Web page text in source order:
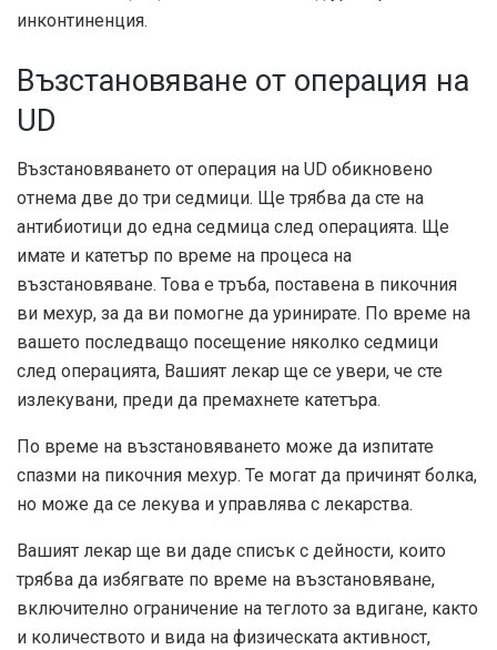
инконтиненция.
Възстановяване от операция на
UD
Възстановяването от операция на UD обикновено
отнема две до три седмици. Ще трябва да сте на
антибиотици до една седмица след операцията. Ще
имате и катетър по време на процеса на
възстановяване. Това е тръба, поставена в пикочния
ви мехур, за да ви помогне да уринирате. По време на
вашето последващо посещение няколко седмици
след операцията, Вашият лекар ще се увери, че сте
излекувани, преди да премахнете катетъра.
По време на възстановяването може да изпитате
спазми на пикочния мехур. Те могат да причинят болка,
но може да се лекува и управлява с лекарства.
Вашият лекар ще ви даде списък с дейности, които
трябва да избягвате по време на възстановяване,
включително ограничение на теглото за вдигане, както
и количеството и вида на физическата активност,